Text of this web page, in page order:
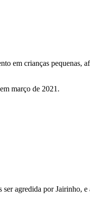
em crianças pequenas,
março de 2021.
agredida por Jairinho, e